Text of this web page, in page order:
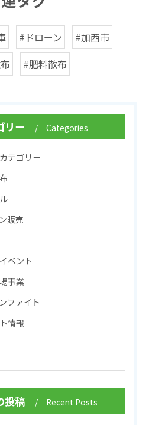
#ドローン
#加西市
#肥料散布
リー Categories
テゴリー
販売
ベント
事業
ファイト
情報
投稿 Recent Posts